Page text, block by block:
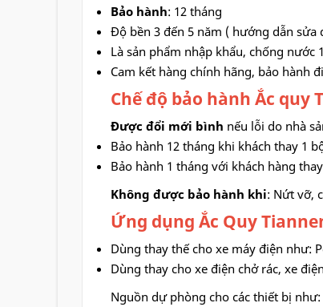
Bảo hành: 12 tháng
Độ bền 3 đến 5 năm ( hướng dẫn sửa
Là sản phẩm nhập khẩu, chống nước
Cam kết hàng chính hãng, bảo hành
Chế độ bảo hành Ắc quy
Được đổi mới bình nếu lỗi do nhà
Bảo hành 12 tháng khi khách thay 1
Bảo hành 1 tháng với khách hàng
Không được bảo hành khi: Nứt vỡ,
Ứng dụng Ắc Quy
Dùng thay thế cho xe máy điện như:
Dùng thay cho xe điện chở rác, xe
Nguồn dự phòng cho các thiết bị như: